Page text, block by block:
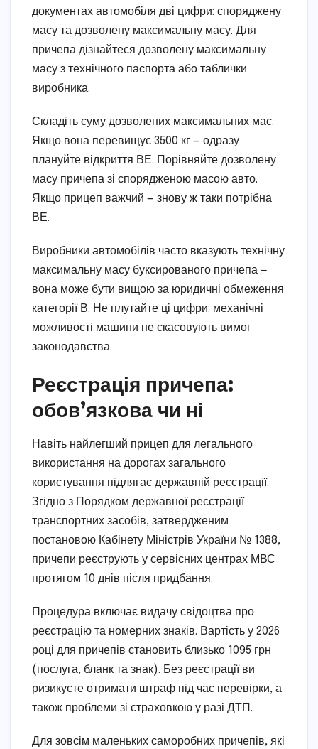
документах автомобіля дві цифри: споряджену
масу та дозволену максимальну масу. Для
причепа дізнайтеся дозволену максимальну
масу з технічного паспорта або таблички
виробника.
Складіть суму дозволених максимальних мас.
Якщо вона перевищує 3500 кг — одразу
плануйте відкриття ВЕ. Порівняйте дозволену
масу причепа зі спорядженою масою авто.
Якщо прицеп важчий — знову ж таки потрібна
ВЕ.
Виробники автомобілів часто вказують технічну
максимальну масу буксированого причепа —
вона може бути вищою за юридичні обмеження
категорії В. Не плутайте ці цифри: механічні
можливості машини не скасовують вимог
законодавства.
Реєстрація причепа:
обов’язкова чи ні
Навіть найлегший прицеп для легального
використання на дорогах загального
користування підлягає державній реєстрації.
Згідно з Порядком державної реєстрації
транспортних засобів, затвердженим
постановою Кабінету Міністрів України № 1388,
причепи реєструють у сервісних центрах МВС
протягом 10 днів після придбання.
Процедура включає видачу свідоцтва про
реєстрацію та номерних знаків. Вартість у 2026
році для причепів становить близько 1095 грн
(послуга, бланк та знак). Без реєстрації ви
ризикуєте отримати штраф під час перевірки, а
також проблеми зі страховкою у разі ДТП.
Для зовсім маленьких саморобних причепів, які